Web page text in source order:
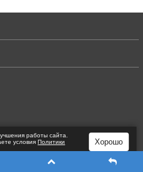
работы сайта.
условияПолитики
Хорошо